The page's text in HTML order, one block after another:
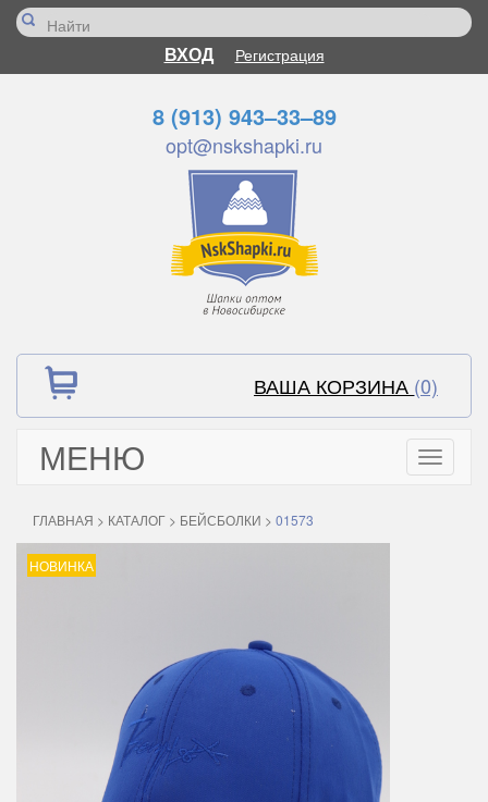
ВХОД Регистрация
8 (913) 943–33–89
opt@nskshapki.ru
ВАША КОРЗИНА (0)
МЕНЮ
Toggle
ГЛАВНАЯ > КАТАЛОГ > БЕЙСБОЛКИ > 01573
НОВИНКА